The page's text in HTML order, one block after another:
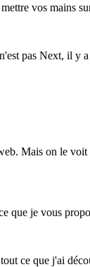
vos mains
pas Next, il y
Mais on le
que je vous
ce que j'ai